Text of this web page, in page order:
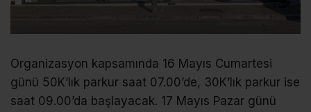
Organizasyon kapsamında 16 Mayıs Cumartesi
günü 50K’lık parkur saat 07.00’de, 30K’lık parkur ise
saat 09.00’da başlayacak. 17 Mayıs Pazar günü